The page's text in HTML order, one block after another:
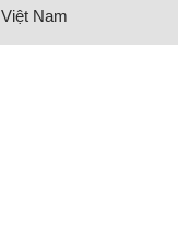
Việt Nam